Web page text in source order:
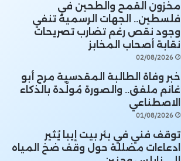
مخزون القمح والطحين في
فلسطين.. الجهات الرسمية تنفي
وجود نقص رغم تضارب تصريحات
نقابة أصحاب المخابز
02/08/2026
خبر وفاة الطالبة المقدسية مرح أبو
غانم ملفق.. والصورة مُولَّدة بالذكاء
الاصطناعي
01/08/2026
توقف فني في بئر بيت إيبا يُثير
ادعاءات مضللة حول وقف ضخ المياه